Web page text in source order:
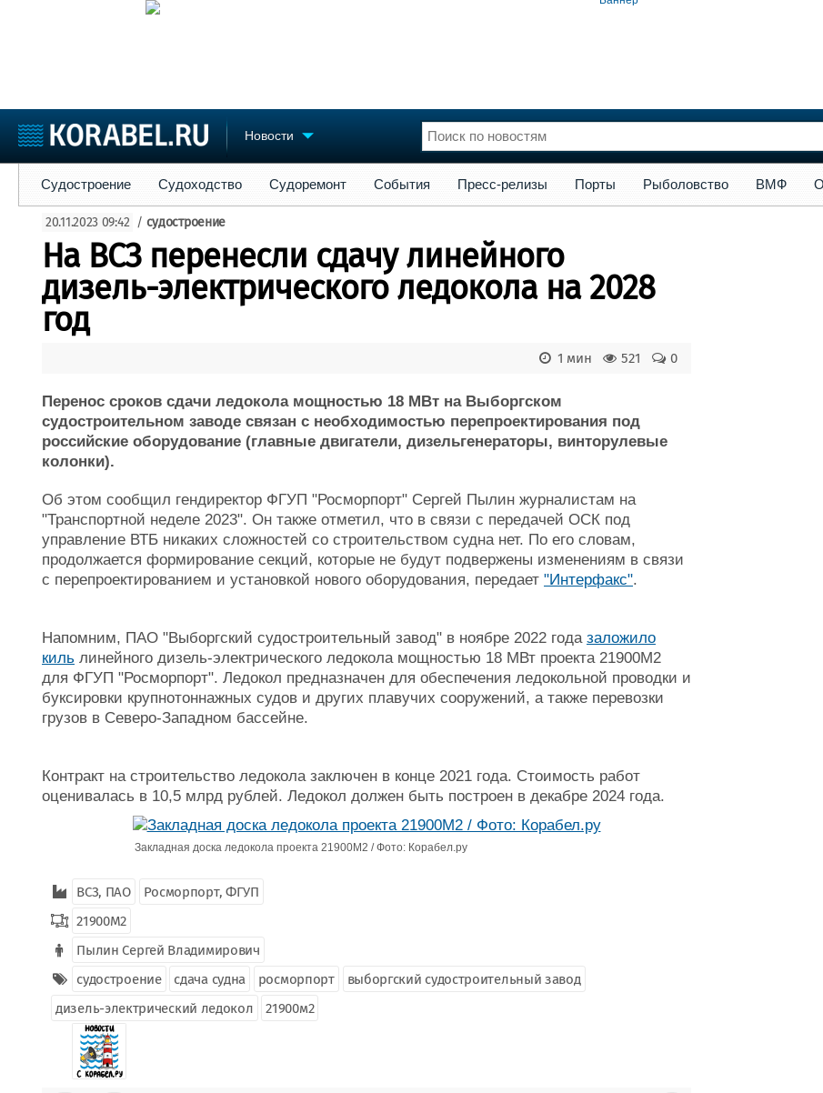
Новости
Судостроение
Пульс
Новости
Репутация
Работа
Крюинг
Торговая площадка
Доска объявлений
Продажа флота
Оборудование
Изделия
Конференции
Личности
Словарь
Флот
Форум
Отзывы
Все службы
Судостроение Судоходство Судоремонт События Пресс-релизы Порты Рыболовство ВМФ
20.11.2023 09:42 / судостроение
На ВСЗ перенесли сдачу линейного
дизель-электрического ледокола на 2028
год
0
521
1 мин
Перенос сроков сдачи ледокола мощностью 18 МВт на Выборгском
судостроительном заводе связан с необходимостью перепроектирования под
российские оборудование (главные двигатели, дизельгенераторы, винторулевые
колонки).
Об этом сообщил гендиректор ФГУП "Росморпорт" Сергей Пылин журналистам на
"Транспортной неделе 2023". Он также отметил, что в связи с передачей ОСК под
управление ВТБ никаких сложностей со строительством судна нет. По его словам,
продолжается формирование секций, которые не будут подвержены изменениям в связи
с перепроектированием и установкой нового оборудования, передает "Интерфакс".
Напомним, ПАО "Выборгский судостроительный завод" в ноябре 2022 года заложило
киль линейного дизель-электрического ледокола мощностью 18 МВт проекта 21900М2
для ФГУП "Росморпорт". Ледокол предназначен для обеспечения ледокольной проводки и
буксировки крупнотоннажных судов и других плавучих сооружений, а также перевозки
грузов в Северо-Западном бассейне.
Контракт на строительство ледокола заключен в конце 2021 года. Стоимость работ
оценивалась в 10,5 млрд рублей. Ледокол должен быть построен в декабре 2024 года.
Закладная доска ледокола проекта 21900М2 / Фото: Корабел.ру
ВСЗ, ПАО
Росморпорт, ФГУП
21900М2
Пылин Сергей Владимирович
судостроение
сдача судна росморпорт
выборгский судостроительный завод
дизель-электрический ледокол
21900м2